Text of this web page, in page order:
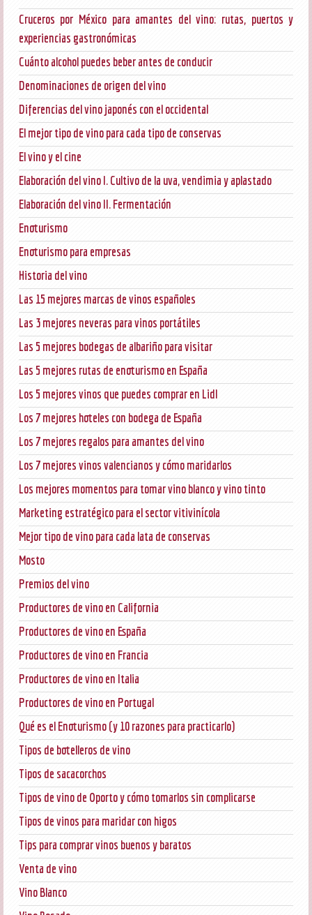
Cruceros por México para amantes del vino: rutas, puertos y
experiencias gastronómicas
Cuánto alcohol puedes beber antes de conducir
Denominaciones de origen del vino
Diferencias del vino japonés con el occidental
El mejor tipo de vino para cada tipo de conservas
El vino y el cine
Elaboración del vino I. Cultivo de la uva, vendimia y aplastado
Elaboración del vino II. Fermentación
Enoturismo
Enoturismo para empresas
Historia del vino
Las 15 mejores marcas de vinos españoles
Las 3 mejores neveras para vinos portátiles
Las 5 mejores bodegas de albariño para visitar
Las 5 mejores rutas de enoturismo en España
Los 5 mejores vinos que puedes comprar en Lidl
Los 7 mejores hoteles con bodega de España
Los 7 mejores regalos para amantes del vino
Los 7 mejores vinos valencianos y cómo maridarlos
Los mejores momentos para tomar vino blanco y vino tinto
Marketing estratégico para el sector vitivinícola
Mejor tipo de vino para cada lata de conservas
Mosto
Premios del vino
Productores de vino en California
Productores de vino en España
Productores de vino en Francia
Productores de vino en Italia
Productores de vino en Portugal
Qué es el Enoturismo (y 10 razones para practicarlo)
Tipos de botelleros de vino
Tipos de sacacorchos
Tipos de vino de Oporto y cómo tomarlos sin complicarse
Tipos de vinos para maridar con higos
Tips para comprar vinos buenos y baratos
Venta de vino
Vino Blanco